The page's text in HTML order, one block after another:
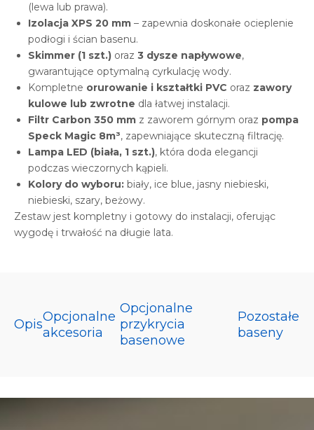
(lewa lub prawa).
Izolacja XPS 20 mm – zapewnia doskonałe ocieplenie
podłogi i ścian basenu.
Skimmer (1 szt.) oraz 3 dysze napływowe,
gwarantujące optymalną cyrkulację wody.
Kompletne orurowanie i kształtki PVC oraz zawory
kulowe lub zwrotne dla łatwej instalacji.
Filtr Carbon 350 mm z zaworem górnym oraz pompa
Speck Magic 8m³, zapewniające skuteczną filtrację.
Lampa LED (biała, 1 szt.), która doda elegancji
podczas wieczornych kąpieli.
Kolory do wyboru: biały, ice blue, jasny niebieski,
niebieski, szary, beżowy.
Zestaw jest kompletny i gotowy do instalacji, oferując
wygodę i trwałość na długie lata.
Opis
Opcjonalne
akcesoria
Opcjonalne
przykrycia
basenowe
Pozostałe
baseny